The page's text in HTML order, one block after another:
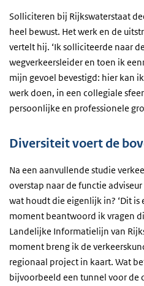
Solliciteren bij Rijkswaterstaat
heel bewust. Het werk en de
vertelt hij. ‘Ik solliciteerde naar
wegverkeersleider en toen ik
mijn gevoel bevestigd: hier kan
werk doen, in een collegiale
persoonlijke en professionele
Diversiteit voert de
Na een aanvullende studie
overstap naar de functie
wat houdt die eigenlijk in? ‘Dit is
moment beantwoord ik vragen
Landelijke Informatielijn van
moment breng ik de
regionaal project in kaart. Wat
bijvoorbeeld een tunnel voor de